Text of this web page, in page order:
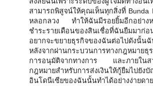
สามารถพิสูจน์ให้คุณเห็นทุกสิ่งที่ Bunda
หลอกลวง ทำให้ฉันมีรอยยิ้มอีกอย่างห
ชำระรายเดือนของสินเชื่อที่ฉันยืมมาก่
อยากจะขยายธุรกิจของฉันต่อไปดังนั้
หลังจากผ่านกระบวนการทางกฎหมายธุ
การอนุมัติจากทางการ และภายในส
กฎหมายสำหรับการส่งเงินให้กู้ยืมไปยั
อินโดนีเซียของฉันนั้นทำได้อย่างง่ายด